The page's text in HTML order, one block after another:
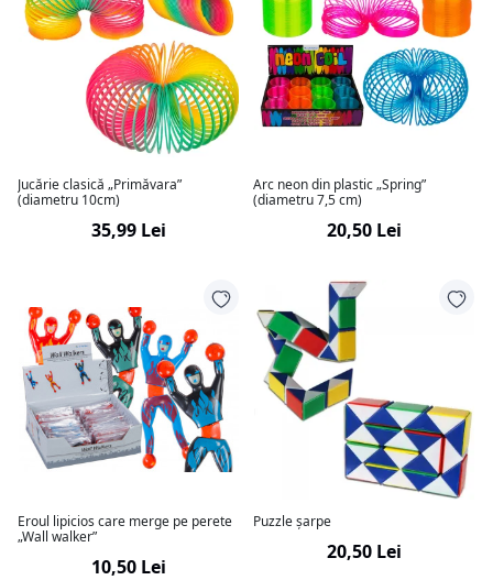
Jucărie clasică „Primăvara”
(diametru 10cm)
35,99 Lei
Arc neon din plastic „Spring”
(diametru 7,5 cm)
20,50 Lei
Eroul lipicios care merge pe perete
„Wall walker”
10,50 Lei
Puzzle șarpe
20,50 Lei